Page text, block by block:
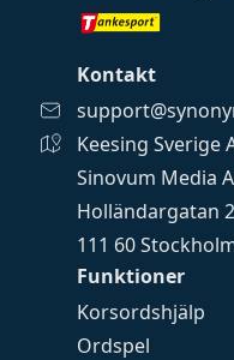
Funktioner
Korsordshjälp
Ordspel
Kontakt
Keesing Sverige
Sinovum Media
Holländargatan
111 60